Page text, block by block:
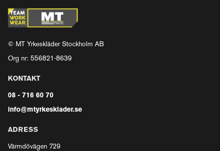
© MT Yrkeskläder Stockholm AB
Org nr: 556821-8639
KONTAKT
08 - 716 60 70
info@mtyrkesklader.se
ADRESS
Värmdövägen 729